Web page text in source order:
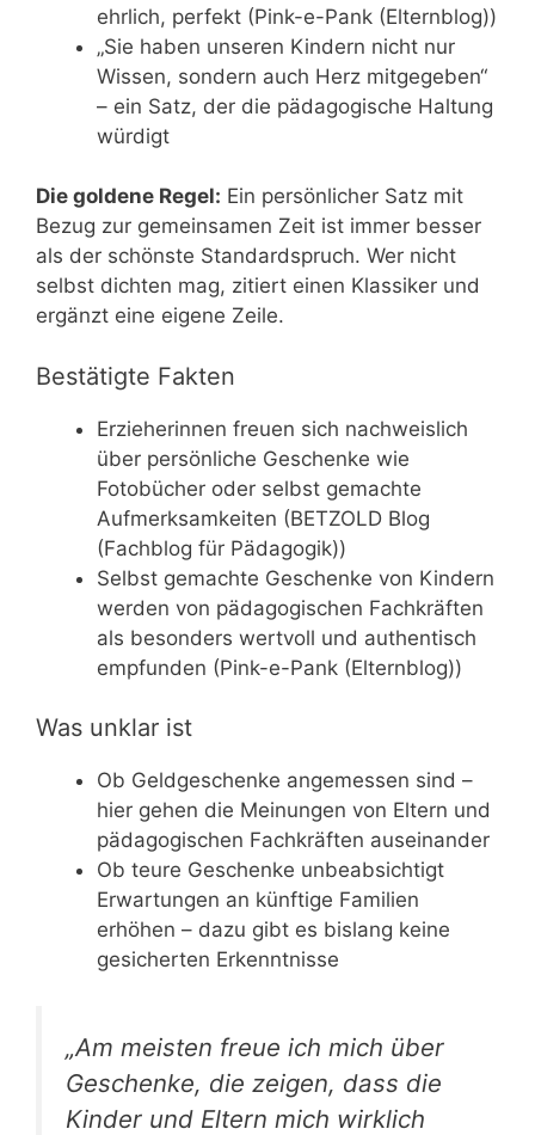
ehrlich, perfekt (Pink-e-Pank (Elternblog))
„Sie haben unseren Kindern nicht nur
Wissen, sondern auch Herz mitgegeben“
– ein Satz, der die pädagogische Haltung
würdigt
Die goldene Regel: Ein persönlicher Satz mit
Bezug zur gemeinsamen Zeit ist immer besser
als der schönste Standardspruch. Wer nicht
selbst dichten mag, zitiert einen Klassiker und
ergänzt eine eigene Zeile.
Bestätigte Fakten
Erzieherinnen freuen sich nachweislich
über persönliche Geschenke wie
Fotobücher oder selbst gemachte
Aufmerksamkeiten (BETZOLD Blog
(Fachblog für Pädagogik))
Selbst gemachte Geschenke von Kindern
werden von pädagogischen Fachkräften
als besonders wertvoll und authentisch
empfunden (Pink-e-Pank (Elternblog))
Was unklar ist
Ob Geldgeschenke angemessen sind –
hier gehen die Meinungen von Eltern und
pädagogischen Fachkräften auseinander
Ob teure Geschenke unbeabsichtigt
Erwartungen an künftige Familien
erhöhen – dazu gibt es bislang keine
gesicherten Erkenntnisse
„Am meisten freue ich mich über
Geschenke, die zeigen, dass die
Kinder und Eltern mich wirklich